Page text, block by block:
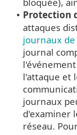
• Protection
attaques
journaux
journal
l'attaque et
journaux
d'examiner
réseau.